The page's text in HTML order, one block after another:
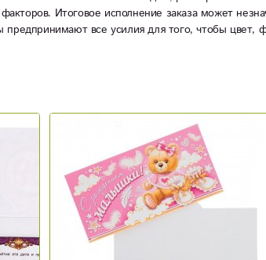
Итоговое исполнение заказа может
все усилия для того, чтобы